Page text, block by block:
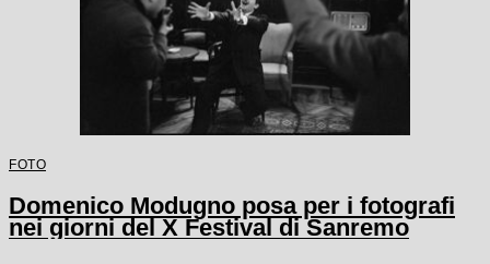
FOTO
Domenico Modugno posa per i fotografi
nei giorni del X Festival di Sanremo